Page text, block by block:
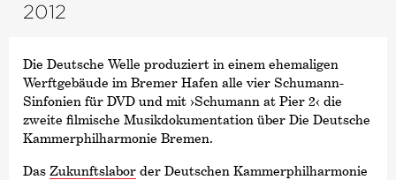
2012
Die Deutsche Welle produziert in einem ehemaligen
Werftgebäude im Bremer Hafen alle vier Schumann-
Sinfonien für DVD und mit ›Schumann at Pier 2‹ die
zweite filmische Musikdokumentation über Die Deutsche
Kammer­philharmonie Bremen.
Das Zukunftslabor der Deutschen Kammer­philharmonie